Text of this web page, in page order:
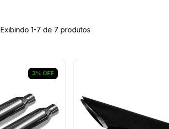
Exibindo 1-7 de 7 produtos
3% OFF